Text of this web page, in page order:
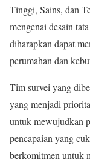
Tinggi, Sains, dan
mengenai desain
diharapkan dapat
perumahan dan
Tim survei yang
yang menjadi
untuk mewujudkan
pencapaian yang
berkomitmen untuk